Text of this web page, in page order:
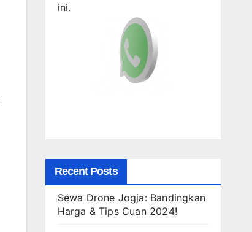
ini.
Recent Posts
Sewa Drone Jogja: Bandingkan
Harga & Tips Cuan 2024!